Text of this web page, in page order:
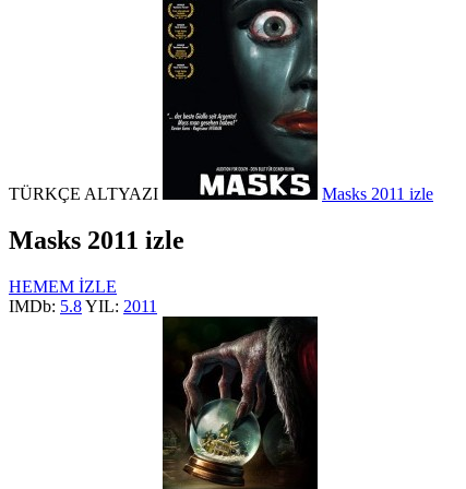
TÜRKÇE ALTYAZI Masks 2011 izle
Masks 2011 izle
HEMEM İZLE
IMDb: 5.8YIL: 2011